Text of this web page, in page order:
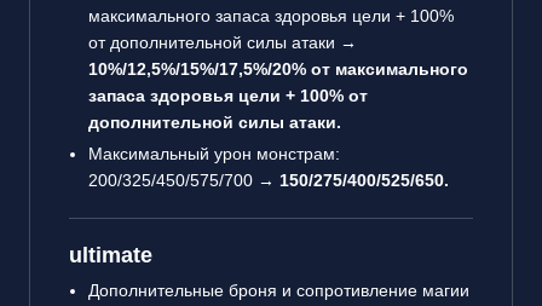
максимального запаса здоровья цели + 100%
от дополнительной силы атаки →
10%/12,5%/15%/17,5%/20% от максимального
запаса здоровья цели + 100% от
дополнительной силы атаки.
Максимальный урон монстрам:
200/325/450/575/700 → 150/275/400/525/650.
ultimate
Дополнительные броня и сопротивление магии